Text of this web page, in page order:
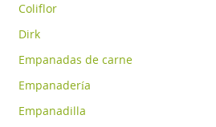
Coliflor
Dirk
Empanadas de carne
Empanadería
Empanadilla